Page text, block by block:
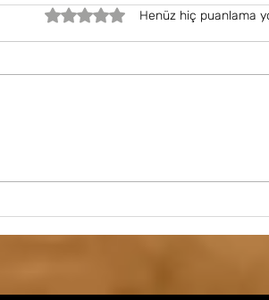
Rabbimiz mümini nasıl
5 üzerinden 0 yıldızHenüz hiç puanlama